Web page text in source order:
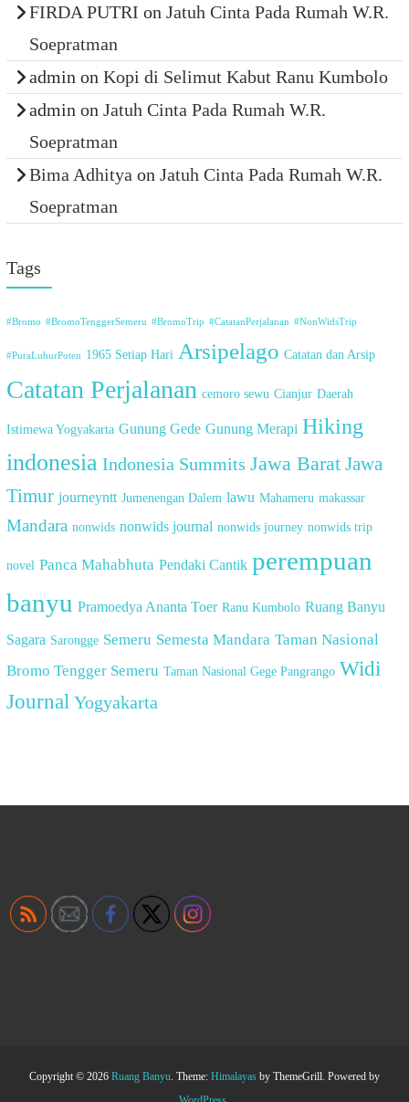
FIRDA PUTRI on Jatuh Cinta Pada Rumah W.R.
Soepratman
admin on Kopi di Selimut Kabut Ranu Kumbolo
admin on Jatuh Cinta Pada Rumah W.R.
Soepratman
Bima Adhitya on Jatuh Cinta Pada Rumah W.R.
Soepratman
Tags
#Bromo #BromoTenggerSemeru #BromoTrip #CatatanPerjalanan #NonWidsTrip
#PuraLuhurPoten 1965 Setiap Hari Arsipelago Catatan dan Arsip
Catatan Perjalanan cemoro sewu Cianjur Daerah
Istimewa Yogyakarta Gunung Gede Gunung Merapi Hiking
indonesia Indonesia Summits Jawa Barat Jawa
Timur journeyntt Jumenengan Dalem lawu Mahameru makassar
Mandara nonwids nonwids journal nonwids journey nonwids trip
novel Panca Mahabhuta Pendaki Cantik perempuan
banyu Pramoedya Ananta Toer Ranu Kumbolo Ruang Banyu
Sagara Sarongge Semeru Semesta Mandara Taman Nasional
Bromo Tengger Semeru Taman Nasional Gege Pangrango Widi
Journal Yogyakarta
Copyright © 2026 Ruang Banyu. Theme: Himalayasby ThemeGrill. Powered by